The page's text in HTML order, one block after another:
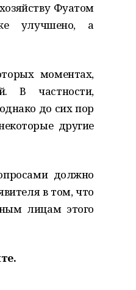
Фуатом
улучшено, а
моментах,
В частности,
до сих пор
другие
должно
в том, что
лицам этого